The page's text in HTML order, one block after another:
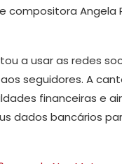
compositora Angela
a usar as redes
seguidores. A
financeiras e
dados bancários